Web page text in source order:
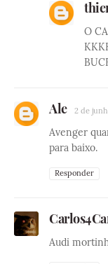
O
Ale 2 de
Avenger
para baixo.
Responder
Audi